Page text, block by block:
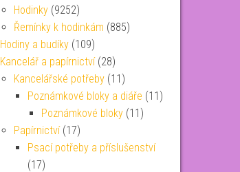
Hodinky (9252)
Řemínky k hodinkám (885)
Hodiny a budíky (109)
Kancelář a papírnictví (28)
Kancelářské potřeby (11)
Poznámkové bloky a diáře (11)
Poznámkové bloky (11)
Papírnictví (17)
Psací potřeby a příslušenství
(17)